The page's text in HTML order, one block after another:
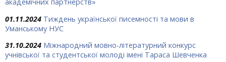
01.11.2024 Тиждень української писемності та мови в
Уманському НУС
31.10.2024 Міжнародний мовно-літературний конкурс
учнівської та студентської молоді імені Тараса Шевченка